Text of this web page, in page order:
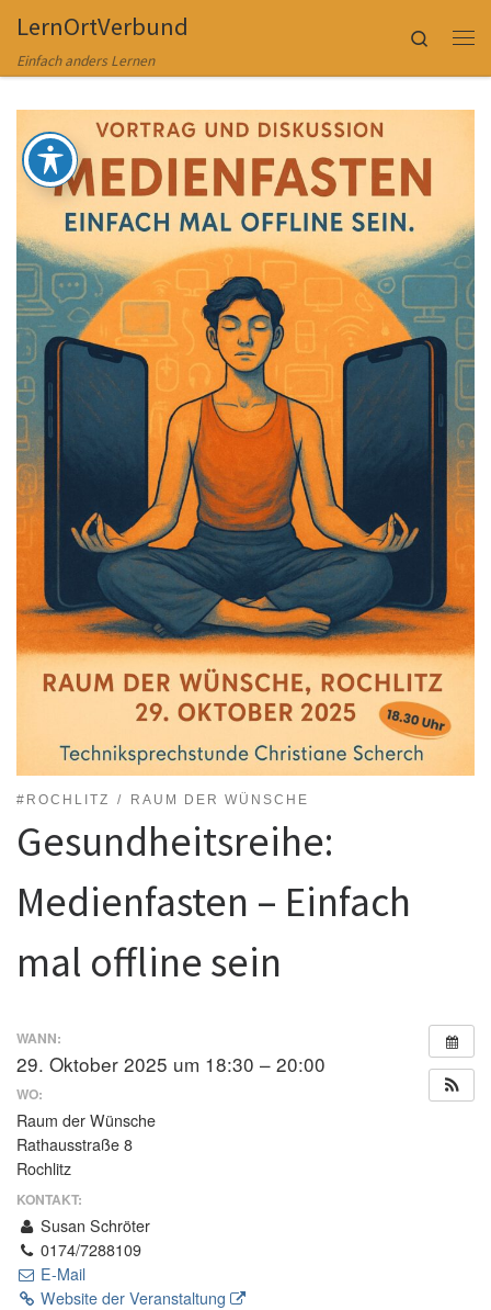
Zum Inhalt springen
LernOrtVerbund
Einfach anders Lernen
Search
#ROCHLITZ RAUM DER WÜNSCHE
Gesundheitsreihe:
Medienfasten – Einfach
mal offline sein
WANN:
29. Oktober 2025 um 18:30 – 20:00
WO:
Raum der Wünsche
Rathausstraße 8
Rochlitz
KONTAKT:
Susan Schröter
0174/7288109
E-Mail
Website der Veranstaltung